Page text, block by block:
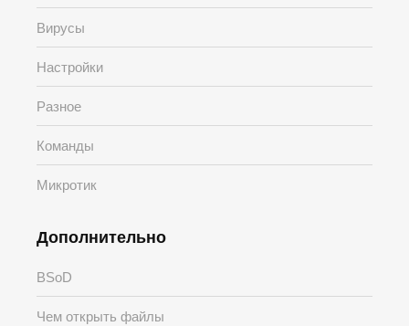
Вирусы
Настройки
Разное
Команды
Микротик
Дополнительно
BSoD
Чем открыть файлы